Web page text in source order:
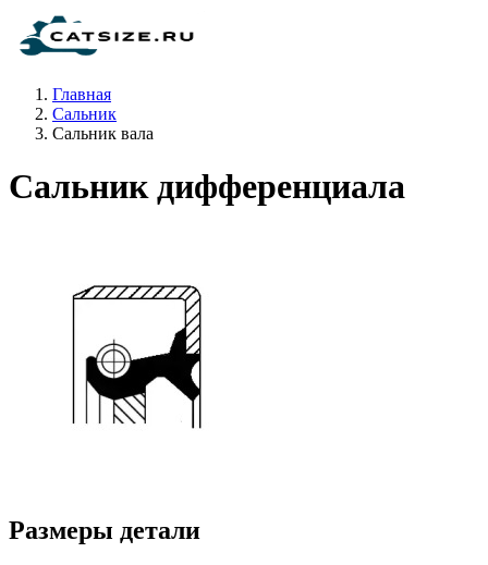
Главная
Сальник
Сальник вала
Сальник дифференциала
Размеры детали